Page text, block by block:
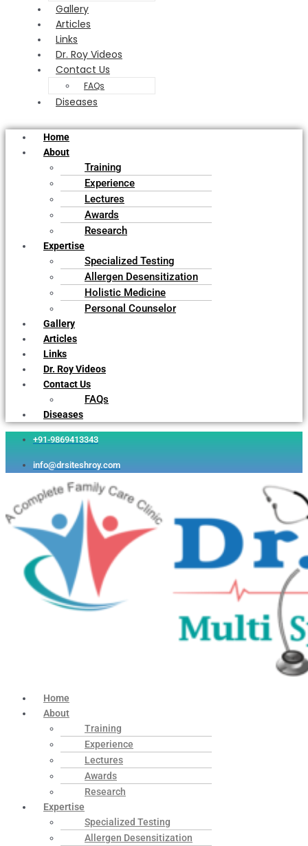
Gallery
Articles
Links
Dr. Roy Videos
Contact Us
FAQs
Diseases
Home
About
Training
Experience
Lectures
Awards
Research
Expertise
Specialized Testing
Allergen Desensitization
Holistic Medicine
Personal Counselor
Gallery
Articles
Links
Dr. Roy Videos
Contact Us
FAQs
Diseases
+91-9869413343
info@drsiteshroy.com
Home
About
Training
Experience
Lectures
Awards
Research
Expertise
Specialized Testing
Allergen Desensitization